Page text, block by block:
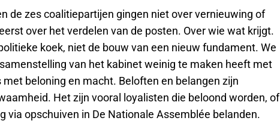
de zes coalitiepartijen gingen niet over vernieuwing of
over het verdelen van de posten. Over wie wat krijgt.
koek, niet de bouw van een nieuw fundament. We
van het kabinet weinig te maken heeft met
beloning en macht. Beloften en belangen zijn
Het zijn vooral loyalisten die beloond worden, of
via opschuiven in De Nationale Assemblée belanden.